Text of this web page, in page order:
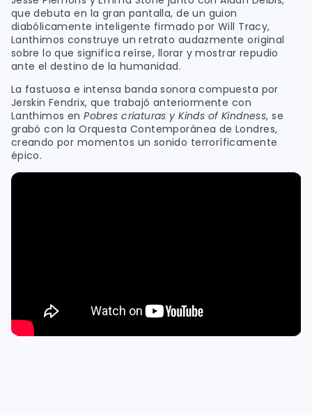
que debuta en la gran pantalla, de un guion
diabólicamente inteligente firmado por Will Tracy,
Lanthimos construye un retrato audazmente original
sobre lo que significa reírse, llorar y mostrar repudio
ante el destino de la humanidad.
La fastuosa e intensa banda sonora compuesta por
Jerskin Fendrix, que trabajó anteriormente con
Lanthimos enPobres criaturas y Kinds of Kindness, se
grabó con la Orquesta Contemporánea de Londres,
creando por momentos un sonido terroríficamente
épico.